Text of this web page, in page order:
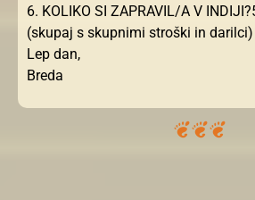
6. KOLIKO SI ZAPRAVIL/A V
(skupaj s skupnimi stroški in darilci)
Lep dan,
Breda